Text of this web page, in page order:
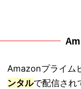
Amazonプライム
ンタルで配信され